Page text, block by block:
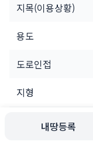
지목(이용상황)
용도
도로인접
지형
소유자내땅등록